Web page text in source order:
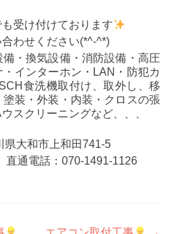
受け付けております
わせください(*^-^*)
・換気設備・消防設備・高圧
インターホン・LAN・防犯カ
食洗機取付け、取外し、移
装・外装・内装・クロスの張
スクリーニングなど、、、
大和市上和田741-5
通電話：070-1491-1126